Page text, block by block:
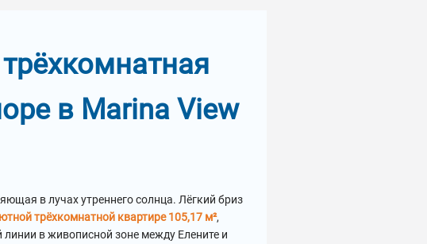
в Marina View
в лучах утреннего солнца. Лёгкий бриз
трёхкомнатной квартире 105,17 м²,
линии в живописной зоне между Елените и